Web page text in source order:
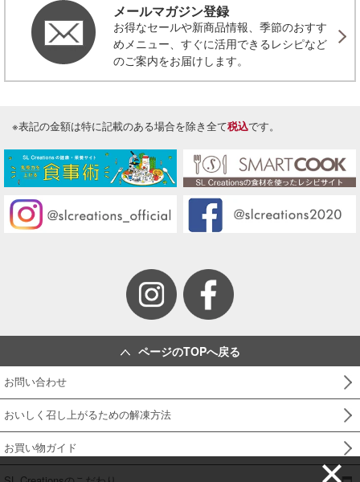
メールマガジン登録
お得なセールや新商品情報、季節のおすす
めメニュー、すぐに活用できるレシピなど
のご案内をお届けします。
※表記の金額は特に記載のある場合を除き全て税込です。
ページのTOPへ戻る
お問い合わせ
おいしく召し上がるための解凍方法
お買い物ガイド